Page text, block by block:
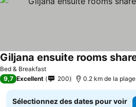
Bed & Breakfast
9,7 Excellent 200 0.2 km de la plage
Sélectionnez des dates pour voir